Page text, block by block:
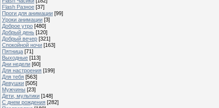
Flash Разное [37]
Проги для анимации [99]
Уроки анимации [3]
Доброе утро [480]
Добрый день [120]
Добрый вечер [321]
Спокойной ночи [163]
Пятница [71]
Выходные [113]
Дни недели [60]
Для настроения [199]
Для тебя [563]
Девушки [505]
Мужчины [23]
Дети, мультики [148]
С днем рождения [282]